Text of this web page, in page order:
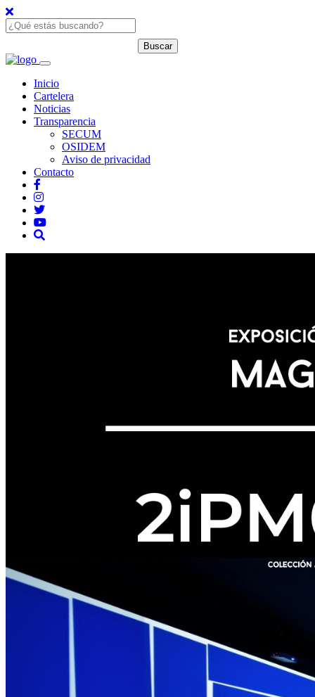
Inicio
Cartelera
Noticias
Transparencia
SECUM
OSIDEM
Aviso de privacidad
Contacto